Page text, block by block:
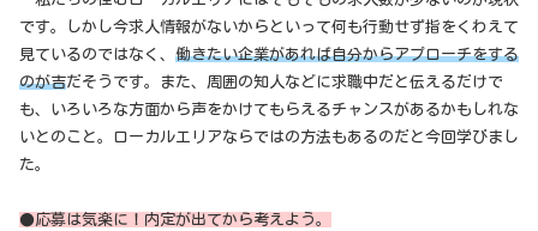
です。しかし今求人情報がないからといって何も行動せず指をくわえて
見ているのではなく、 働きたい企業があれば自分からアプローチをする
のが吉だそうです。また、周囲の知人などに求職中だと伝えるだけで
も、いろいろな方面から声をかけてもらえるチャンスがあるかもしれな
いとのこと。ローカルエリアならではの方法もあるのだと今回学びまし
た。
●応募は気楽に！内定が出てから考えよう。